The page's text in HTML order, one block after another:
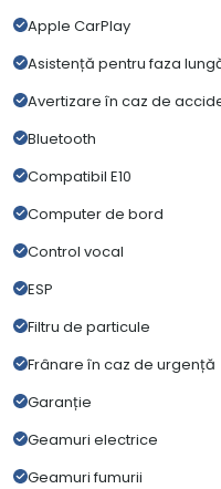
Apple CarPlay
Asistență pentru faza
Avertizare în caz de
Bluetooth
Compatibil E10
Computer de bord
Control vocal
ESP
Filtru de particule
Frânare în caz de urgență
Garanție
Geamuri electrice
Geamuri fumurii